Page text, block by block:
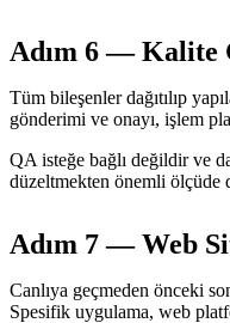
Adım 6 — Kalite
Tüm bileşenler dağıtılıp
gönderimi ve onayı, işlem
QA isteğe bağlı değildir ve
düzeltmekten önemli ölçüde
Adım 7 — Web
Canlıya geçmeden önceki
Spesifik uygulama, web